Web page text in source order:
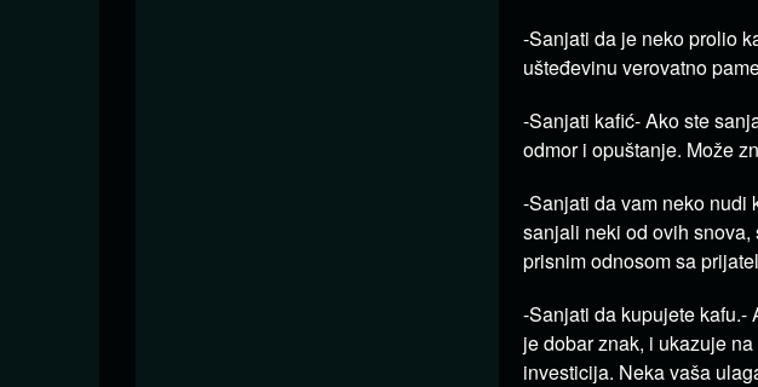
-Sanjati da je neko prolio
ušteđevinu verovatno
-Sanjati kafić- Ako ste
odmor i opuštanje. Može
-Sanjati da vam neko nudi
sanjali neki od ovih
prisnim odnosom sa
-Sanjati da kupujete kafu.-
je dobar znak, i ukazuje
investicija. Neka vaša